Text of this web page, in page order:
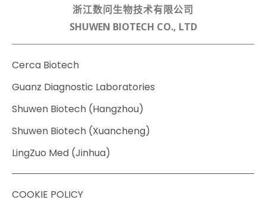
浙江数问生物技术有限公司
SHUWEN BIOTECH CO., LTD
Cerca Biotech
Guanz Diagnostic Laboratories
Shuwen Biotech (Hangzhou)
Shuwen Biotech (Xuancheng)
LingZuo Med (Jinhua)
COOKIE POLICY